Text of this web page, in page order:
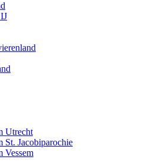
Utrecht
St. Jacobiparochie
Vessem